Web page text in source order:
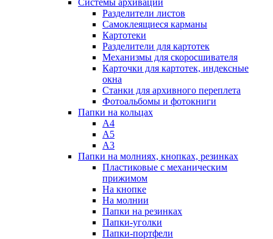
Системы архивации
Разделители листов
Самоклеящиеся карманы
Картотеки
Разделители для картотек
Механизмы для скоросшивателя
Карточки для картотек, индексные
окна
Станки для архивного переплета
Фотоальбомы и фотокниги
Папки на кольцах
А4
А5
А3
Папки на молниях, кнопках, резинках
Пластиковые с механическим
прижимом
На кнопке
На молнии
Папки на резинках
Папки-уголки
Папки-портфели